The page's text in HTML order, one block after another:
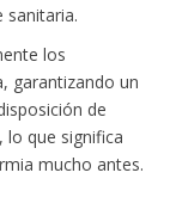
sanitaria.
los
garantizando un
de
que significa
mucho antes.